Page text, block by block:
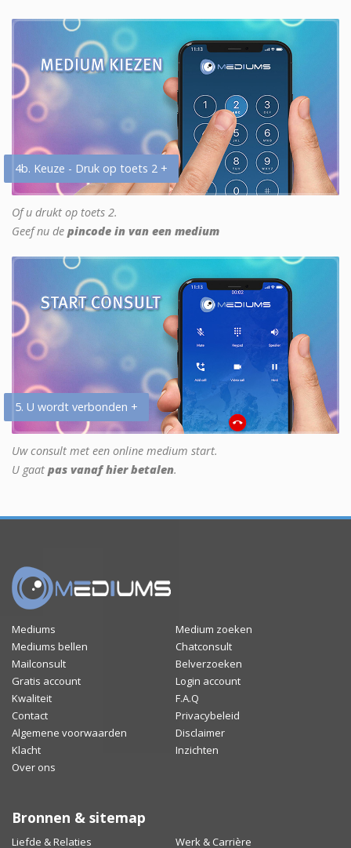
4b. Keuze - Druk op toets 2 +
Of u drukt op toets 2.
Geef nu de pincode in van een medium
5. U wordt verbonden +
Uw consult met een online medium start.
U gaat pas vanaf hier betalen.
Mediums
Medium zoeken
Mediums bellen
Chatconsult
Mailconsult
Belverzoeken
Gratis account
Login account
Kwaliteit
F.A.Q
Contact
Privacybeleid
Algemene voorwaarden
Disclaimer
Klacht
Inzichten
Over ons
Bronnen & sitemap
Liefde & Relaties Werk & Carrière